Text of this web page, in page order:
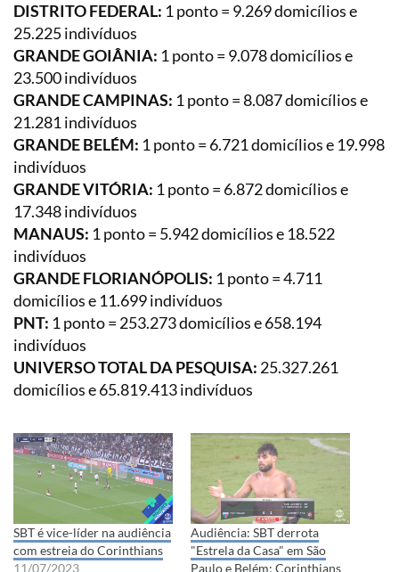
DISTRITO FEDERAL: 1 ponto = 9.269 domicílios e
25.225 indivíduos
GRANDE GOIÂNIA: 1 ponto = 9.078 domicílios e
23.500 indivíduos
GRANDE CAMPINAS: 1 ponto = 8.087 domicílios e
21.281 indivíduos
GRANDE BELÉM: 1 ponto = 6.721 domicílios e 19.998
indivíduos
GRANDE VITÓRIA: 1 ponto = 6.872 domicílios e
17.348 indivíduos
MANAUS: 1 ponto = 5.942 domicílios e 18.522
indivíduos
GRANDE FLORIANÓPOLIS: 1 ponto = 4.711
domicílios e 11.699 indivíduos
PNT: 1 ponto = 253.273 domicílios e 658.194
indivíduos
UNIVERSO TOTAL DA PESQUISA: 25.327.261
domicílios e 65.819.413 indivíduos
SBT é vice-líder na audiência
com estreia do Corinthians
11/07/2023
Audiência: SBT derrota
"Estrela da Casa" em São
Paulo e Belém; Corinthians